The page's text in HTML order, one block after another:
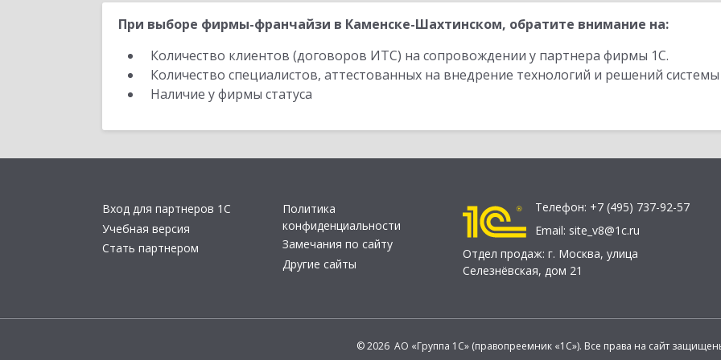
При выборе фирмы-франчайзи в Каменске-Шахтинском, обратите внимание на:
Количество клиентов (договоров ИТС) на сопровождении у партнера фирмы 1С.
Количество специалистов, аттестованных на внедрение технологий и решений
Наличие у фирмы статуса
Вход для партнеров 1С
Учебная версия
Стать партнером
Политика
конфиденциальности
Замечания по сайту
Другие сайты
Телефон: +7 (495) 737-92-57
Email: site_v8@1c.ru
Отдел продаж: г. Москва, улица
Селезнёвская, дом 21
© 2026 АО «Группа 1С» (правопреемник «1С»). Все права на сайт